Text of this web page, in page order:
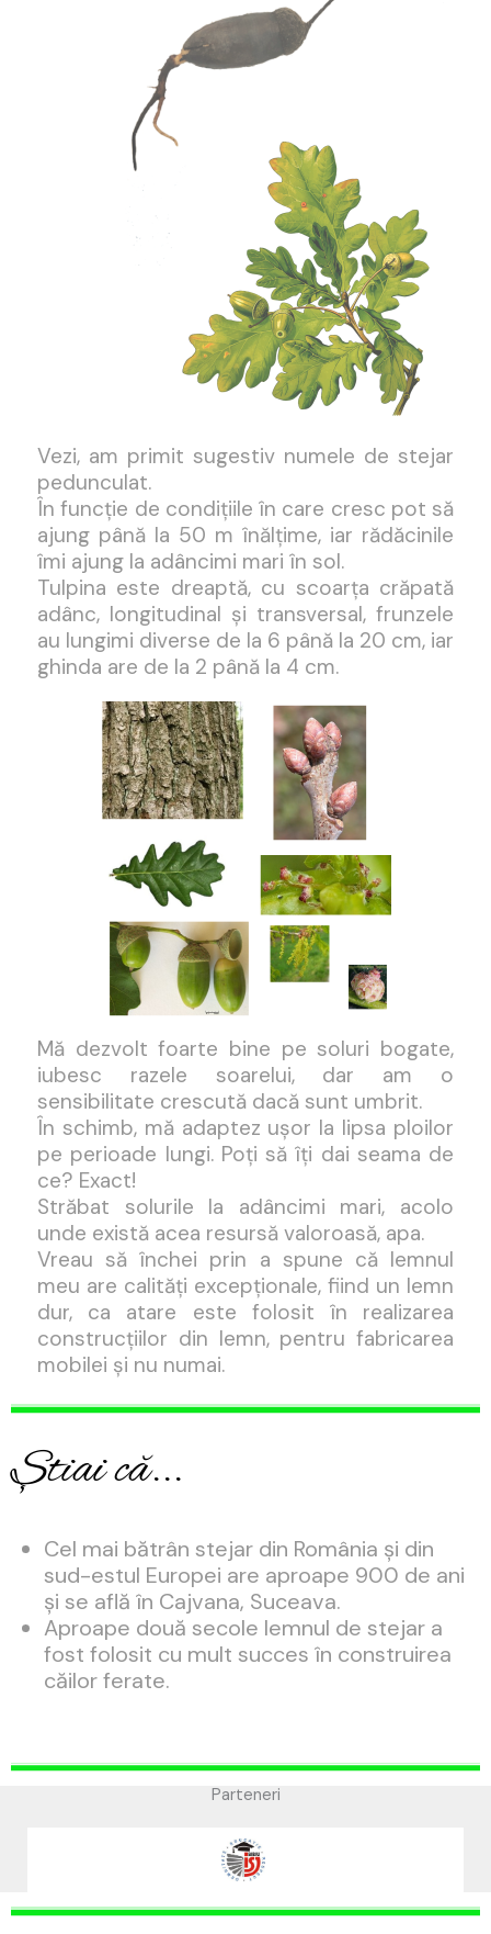
Vezi, am primit sugestiv numele de stejar
pedunculat.
În funcție de condițiile în care cresc pot să
ajung până la 50 m înălțime, iar rădăcinile
îmi ajung la adâncimi mari în sol.
Tulpina este dreaptă, cu scoarța crăpată
adânc, longitudinal și transversal, frunzele
au lungimi diverse de la 6 până la 20 cm, iar
ghinda are de la 2 până la 4 cm.
Mă dezvolt foarte bine pe soluri bogate,
iubesc razele soarelui, dar am o
sensibilitate crescută dacă sunt umbrit.
În schimb, mă adaptez ușor la lipsa ploilor
pe perioade lungi. Poți să îți dai seama de
ce? Exact!
Străbat solurile la adâncimi mari, acolo
unde există acea resursă valoroasă, apa.
Vreau să închei prin a spune că lemnul
meu are calități excepționale, fiind un lemn
dur, ca atare este folosit în realizarea
construcțiilor din lemn, pentru fabricarea
mobilei și nu numai.
Știai că...
Cel mai bătrân stejar din România și din
sud-estul Europei are aproape 900 de ani
și se află în Cajvana, Suceava.
Aproape două secole lemnul de stejar a
fost folosit cu mult succes în construirea
căilor ferate.
Parteneri